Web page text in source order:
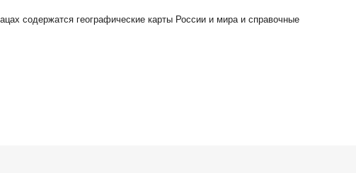
содержатся географические карты России и мира и справочные